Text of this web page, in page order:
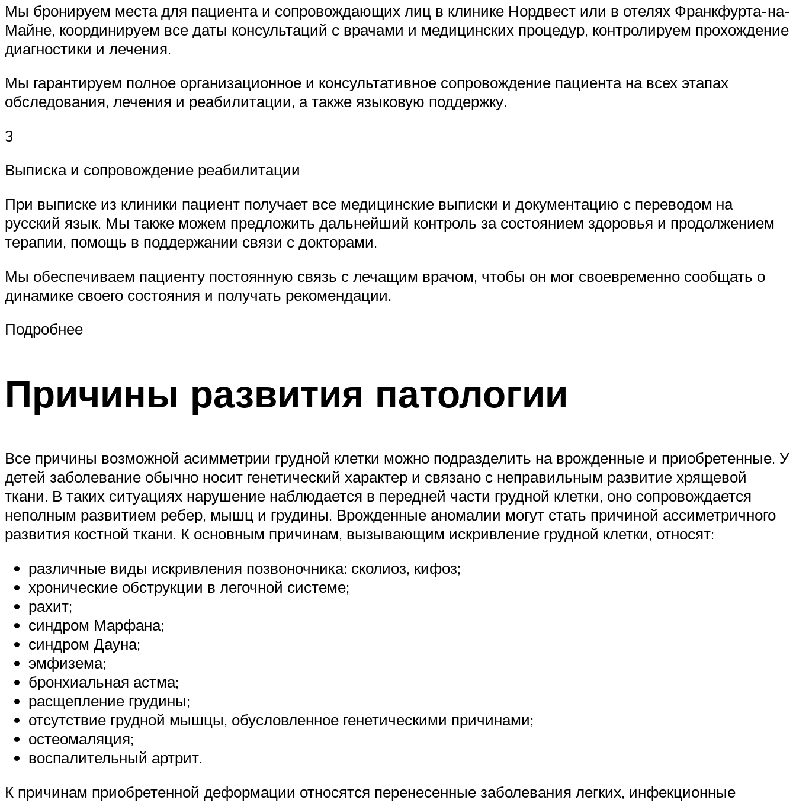
Мы бронируем места для пациента и сопровождающих лиц в клинике Нордвест или в отелях Франкфурта-на-
Майне, координируем все даты консультаций с врачами и медицинских процедур, контролируем прохождение
диагностики и лечения.
Мы гарантируем полное организационное и консультативное сопровождение пациента на всех этапах
обследования, лечения и реабилитации, а также языковую поддержку.
3
Выписка и сопровождение реабилитации
При выписке из клиники пациент получает все медицинские выписки и документацию с переводом на
русский язык. Мы также можем предложить дальнейший контроль за состоянием здоровья и продолжением
терапии, помощь в поддержании связи с докторами.
Мы обеспечиваем пациенту постоянную связь с лечащим врачом, чтобы он мог своевременно сообщать о
динамике своего состояния и получать рекомендации.
Подробнее
Причины развития патологии
Все причины возможной асимметрии грудной клетки можно подразделить на врожденные и приобретенные. У
детей заболевание обычно носит генетический характер и связано с неправильным развитие хрящевой
ткани. В таких ситуациях нарушение наблюдается в передней части грудной клетки, оно сопровождается
неполным развитием ребер, мышц и грудины. Врожденные аномалии могут стать причиной ассиметричного
развития костной ткани. К основным причинам, вызывающим искривление грудной клетки, относят:
различные виды искривления позвоночника: сколиоз, кифоз;
хронические обструкции в легочной системе;
рахит;
синдром Марфана;
синдром Дауна;
эмфизема;
бронхиальная астма;
расщепление грудины;
отсутствие грудной мышцы, обусловленное генетическими причинами;
остеомаляция;
воспалительный артрит.
К причинам приобретенной деформации относятся перенесенные заболевания легких, инфекционные